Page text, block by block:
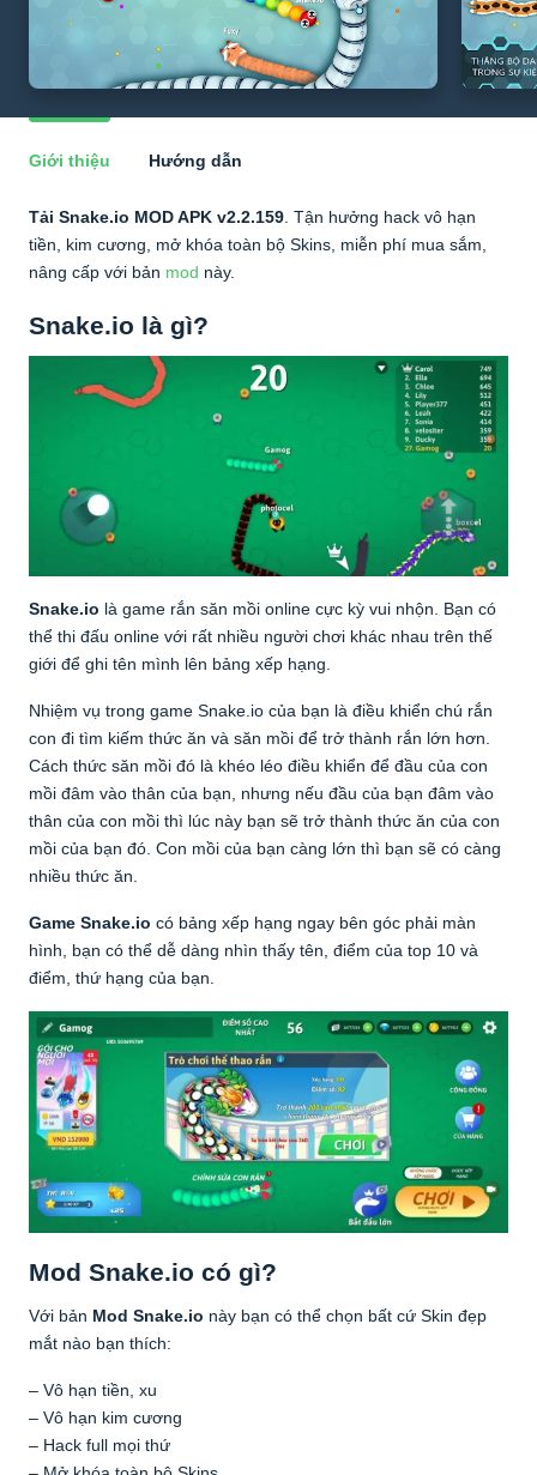
Giới thiệu Hướng dẫn
Tải Snake.io MOD APK v2.2.159 . Tận hưởng hack vô hạn
tiền, kim cương, mở khóa toàn bộ Skins, miễn phí mua sắm,
nâng cấp với bản mod này.
Snake.io là gì?
Snake.io là game rắn săn mồi online cực kỳ vui nhộn. Bạn có
thể thi đấu online với rất nhiều người chơi khác nhau trên thế
giới để ghi tên mình lên bảng xếp hạng.
Nhiệm vụ trong game Snake.io của bạn là điều khiển chú rắn
con đi tìm kiếm thức ăn và săn mồi để trở thành rắn lớn hơn.
Cách thức săn mồi đó là khéo léo điều khiển để đầu của con
mồi đâm vào thân của bạn, nhưng nếu đầu của bạn đâm vào
thân của con mồi thì lúc này bạn sẽ trở thành thức ăn của con
mồi của bạn đó. Con mồi của bạn càng lớn thì bạn sẽ có càng
nhiều thức ăn.
Game Snake.io có bảng xếp hạng ngay bên góc phải màn
hình, bạn có thể dễ dàng nhìn thấy tên, điểm của top 10 và
điểm, thứ hạng của bạn.
Mod Snake.io có gì?
Với bản Mod Snake.io này bạn có thể chọn bất cứ Skin đẹp
mắt nào bạn thích:
– Vô hạn tiền, xu
– Vô hạn kim cương
– Hack full mọi thứ